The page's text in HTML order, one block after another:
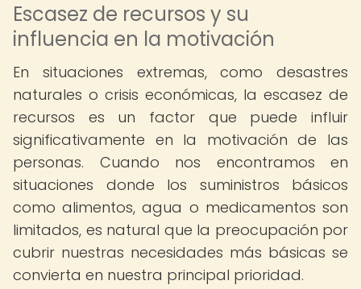
Escasez de recursos y su
influencia en la motivación
En situaciones extremas, como desastres
naturales o crisis económicas, la escasez de
recursos es un factor que puede influir
significativamente en la motivación de las
personas. Cuando nos encontramos en
situaciones donde los suministros básicos
como alimentos, agua o medicamentos son
limitados, es natural que la preocupación por
cubrir nuestras necesidades más básicas se
convierta en nuestra principal prioridad.